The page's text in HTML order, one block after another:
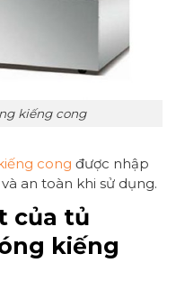
kiếng cong
cong được nhập
an toàn khi sử dụng.
của tủ
kiếng